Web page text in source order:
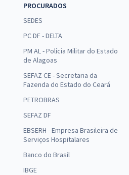
PROCURADOS
SEDES
PC DF - DELTA
PM AL - Polícia Militar do Estado
de Alagoas
SEFAZ CE - Secretaria da
Fazenda do Estado do Ceará
PETROBRAS
SEFAZ DF
EBSERH - Empresa Brasileira de
Serviços Hospitalares
Banco do Brasil
IBGE